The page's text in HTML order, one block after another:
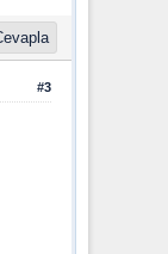
#3